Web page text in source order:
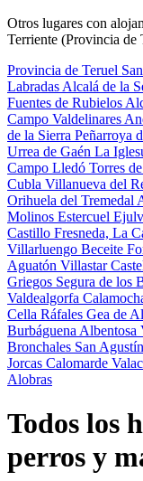
Otros lugares con
Terriente (Provincia de
Provincia de Teruel
Labradas Alcalá de la
Fuentes de Rubielos
Campo Valdelinares
de la Sierra Peñarroya
Urrea de Gaén La
Campo Lledó Torres
Cubla Villanueva del
Orihuela del Tremedal
Molinos Estercuel
Castillo Fresneda, La
Villarluengo Beceite
Aguatón Villastar
Griegos Segura de los
Valdealgorfa
Cella Ráfales Gea de
Burbáguena Albentosa
Bronchales San Agustín
Jorcas Calomarde
Alobras
Todos los
perros y